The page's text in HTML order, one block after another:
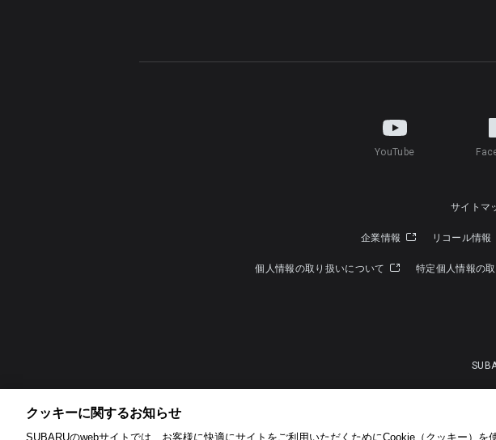
YouTube
サイトマ
企業情報 リコール情報
個人情報の取り扱いについて 特定個人情報の
クッキーに関するお知らせ​
SUBARUのwebサイトでは、お客様に快適にサイトをご利用いただくためにCookie（クッキー）を